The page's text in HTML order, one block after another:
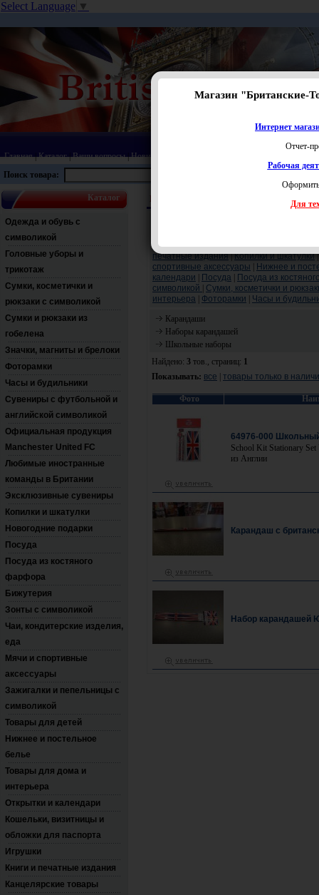
Select Language ▼
Главная|Каталог|Ваши вопросы|Новинки
Поиск товара:
Каталог
Одежда и обувь с
символикой
Головные уборы и
трикотаж
Сумки, косметички и
рюкзаки с символикой
Сумки и рюкзаки из
гобелена
Значки, магниты и брелоки
Фоторамки
Часы и будильники
Сувениры с футбольной и
английской символикой
Официальная продукция
Manchester United FC
Любимые иностранные
команды в Британии
Эксклюзивные сувениры
Копилки и шкатулки
Новогодние подарки
Посуда
Посуда из костяного
фарфора
Бижутерия
Зонты с символикой
Чаи, кондитерские изделия,
еда
Мячи и спортивные
аксессуары
Зажигалки и пепельницы с
символикой
Товары для детей
Нижнее и постельное
белье
Товары для дома и
интерьера
Открытки и календари
Кошельки, визитницы и
обложки для паспорта
Игрушки
Книги и печатные издания
Канцелярские товары
Значки, магниты и брелоки|Зонты с
печатные издания|Копилки и шкатулки
спортивные аксессуары
Нижнее и
календари
Посуда
Посуда из
символикой
Сумки, косметички и
интерьера
Фоторамки
Часы и
Карандаши
Наборы карандашей
Школьные наборы
Найдено: 3 тов., страниц: 1
Показывать: все товары только в
Фото
64976-000
School Kit Stationary
из Англии
Карандаш с
Набор карандашей
Магазин "Британские-
Интернет
Отчет-
Рабочая
Для